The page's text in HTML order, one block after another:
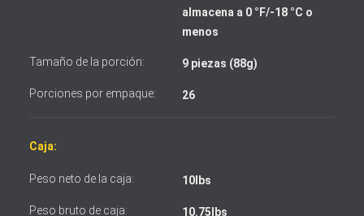
almacena a 0 °F/-18 °C o
menos
Tamaño de la porción: 9 piezas (88g)
Porciones por empaque: 26
Caja:
Peso neto de la caja: 10lbs
Peso bruto de caja: 10.75lbs